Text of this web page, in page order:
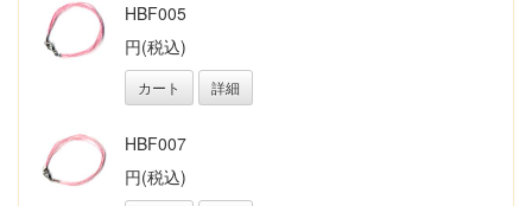
HBF005
円(税込)
カート 詳細
HBF007
円(税込)